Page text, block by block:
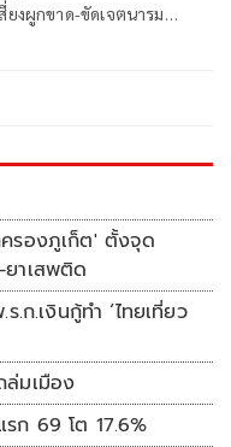
งผูกขาด-ขัดเจตนารมณ์
รองภูเก็ต' ตั้งจุด
าเสพติด
.ก.เงินกู้ทำ ‘ไทยเที่ยว
มเมือง
ก 69 โต 17.6%